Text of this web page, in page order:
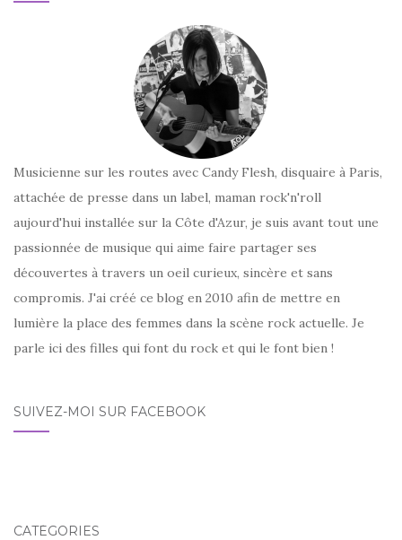
Musicienne sur les routes avec Candy Flesh, disquaire à Paris,
attachée de presse dans un label, maman rock'n'roll
aujourd'hui installée sur la Côte d'Azur, je suis avant tout une
passionnée de musique qui aime faire partager ses
découvertes à travers un oeil curieux, sincère et sans
compromis. J'ai créé ce blog en 2010 afin de mettre en
lumière la place des femmes dans la scène rock actuelle. Je
parle ici des filles qui font du rock et qui le font bien !
SUIVEZ-MOI SUR FACEBOOK
CATÉGORIES